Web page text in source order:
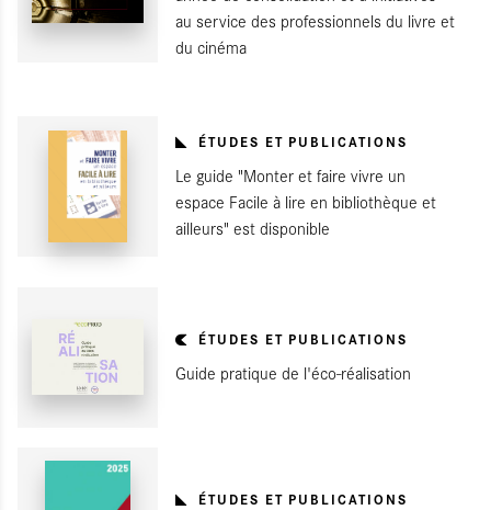
au service des professionnels du livre et
du cinéma
ÉTUDES ET PUBLICATIONS
Le guide "Monter et faire vivre un
espace Facile à lire en bibliothèque et
ailleurs" est disponible
ÉTUDES ET PUBLICATIONS
Guide pratique de l'éco-réalisation
ÉTUDES ET PUBLICATIONS